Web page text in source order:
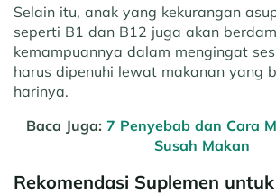
Selain itu, anak yang kekurangan
seperti B1 dan B12 juga akan
kemampuannya dalam mengingat
harus dipenuhi lewat makanan yang
harinya.
Baca Juga: 7 Penyebab dan Cara
Susah Makan
Rekomendasi Suplemen untuk